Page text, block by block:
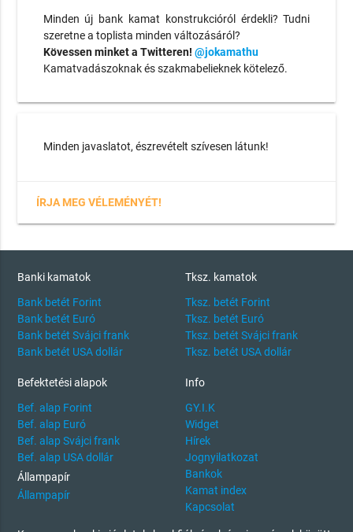
Minden új bank kamat konstrukcióról érdekli? Tudni
szeretne a toplista minden változásáról?
Kövessen minket a Twitteren! @jokamathu
Kamatvadászoknak és szakmabelieknek kötelező.
Minden javaslatot, észrevételt szívesen látunk!
ÍRJA MEG VÉLEMÉNYÉT!
Banki kamatok
Bank betét Forint
Bank betét Euró
Bank betét Svájci frank
Bank betét USA dollár
Tksz. kamatok
Tksz. betét Forint
Tksz. betét Euró
Tksz. betét Svájci frank
Tksz. betét USA dollár
Befektetési alapok
Bef. alap Forint
Bef. alap Euró
Bef. alap Svájci frank
Bef. alap USA dollár
Állampapír
Állampapír
Info
GY.I.K
Widget
Hírek
Jognyilatkozat
Bankok
Kamat index
Kapcsolat